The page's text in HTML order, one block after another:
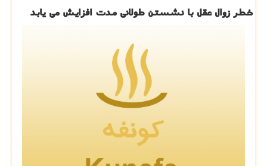
خطر زوال عقل با نشستن طولانی مدت افزایش می یابد